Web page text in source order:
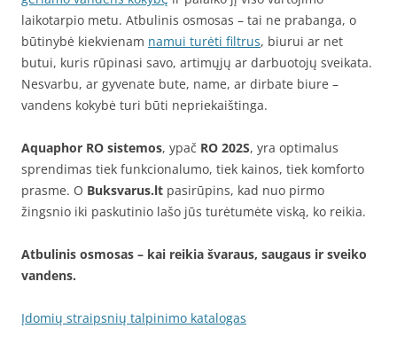
laikotarpio metu. Atbulinis osmosas – tai ne prabanga, o
būtinybė kiekvienam namui turėti filtrus, biurui ar net
butui, kuris rūpinasi savo, artimųjų ar darbuotojų sveikata.
Nesvarbu, ar gyvenate bute, name, ar dirbate biure –
vandens kokybė turi būti nepriekaištinga.
Aquaphor RO sistemos, ypač RO 202S, yra optimalus
sprendimas tiek funkcionalumo, tiek kainos, tiek komforto
prasme. O Buksvarus.lt pasirūpins, kad nuo pirmo
žingsnio iki paskutinio lašo jūs turėtumėte viską, ko reikia.
Atbulinis osmosas – kai reikia švaraus, saugaus ir sveiko
vandens.
Įdomių straipsnių talpinimo katalogas